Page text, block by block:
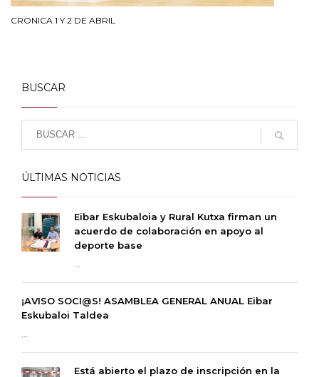
CRONICA 1 Y 2 DE ABRIL
BUSCAR
ÚLTIMAS NOTICIAS
Eibar Eskubaloia y Rural Kutxa firman un
acuerdo de colaboración en apoyo al
deporte base
¡AVISO SOCI@S! ASAMBLEA GENERAL ANUAL Eibar
Eskubaloi Taldea
Está abierto el plazo de inscripción en la